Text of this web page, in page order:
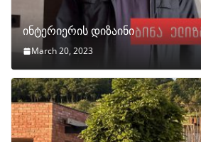
ინტერიერის დიზაინი
March 20, 2023